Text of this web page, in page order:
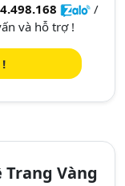
/
và hỗ trợ !
Vàng